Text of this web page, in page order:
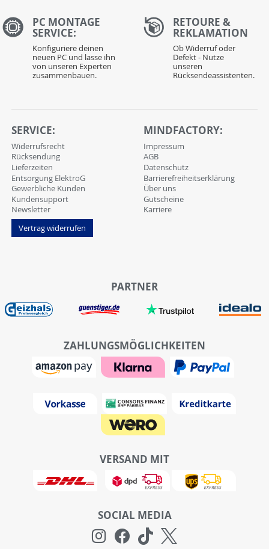
PC MONTAGE
SERVICE:
Konfiguriere deinen
neuen PC und lasse ihn
von unseren Experten
zusammenbauen.
RETOURE &
REKLAMATION
Ob Widerruf oder
Defekt - Nutze
unseren
Rücksendeassistenten.
SERVICE:
Widerrufsrecht
Rücksendung
Lieferzeiten
Entsorgung ElektroG
Gewerbliche Kunden
Kundensupport
Newsletter
Vertrag widerrufen
MINDFACTORY:
Impressum
AGB
Datenschutz
Barrierefreiheitserklärung
Über uns
Gutscheine
Karriere
PARTNER
ZAHLUNGSMÖGLICHKEITEN
VERSAND MIT
SOCIAL MEDIA